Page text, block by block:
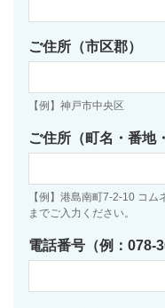
ご住所（市区郡）
【例】神戸市中央区
ご住所（町名・番地
【例】港島南町7-2-10 コ
までご入力ください。
電話番号（例：078-